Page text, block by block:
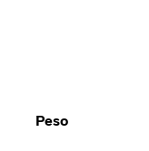
Peso